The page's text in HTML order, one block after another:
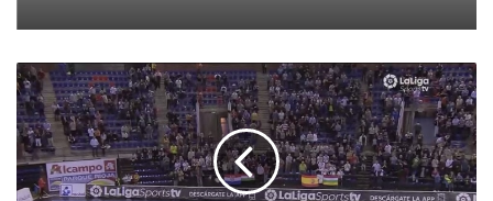
estas características contaría con baños, con lo que se
subsanaría otra de las deficiencias del actual Parque del
Cidacos.
La propuesta del Partido Riojano aboga por la construcción
de un bar quiosco como por ejemplo hay en Logroño en el